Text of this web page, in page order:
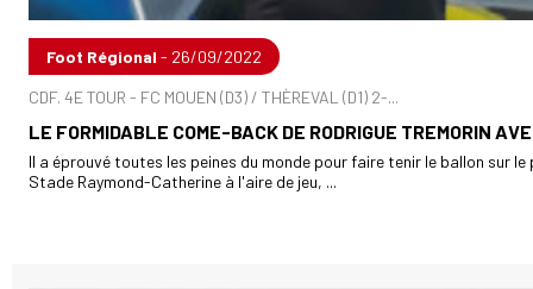
Foot Régional - 26/09/2022
CDF. 4E TOUR - FC MOUEN (D3) / THÈREVAL (D1) 2-...
LE FORMIDABLE COME-BACK DE RODRIGUE TREMORIN
Il a éprouvé toutes les peines du monde pour faire tenir le ballon sur
Stade Raymond-Catherine à l'aire de jeu, ...